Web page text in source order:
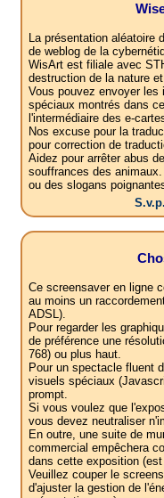
La présentation aléatoire
de weblog de la
WisArt est filiale avec
destruction de la nature
Vous pouvez envoyer
spéciaux montrés dans
l'intermédiaire des e-
Nos excuse pour la
pour correction de
Aidez pour arrêter abus
souffrances des
ou des slogans
Ce screensaver en ligne
au moins un
ADSL).
Pour regarder les
de préférence une
768) ou plus haut.
Pour un spectacle fluent
visuels spéciaux
prompt.
Si vous voulez que
vous devez neutraliser
En outre, une suite de
commercial empêchera
dans cette exposition
Veuillez couper le
d'ajuster la gestion de